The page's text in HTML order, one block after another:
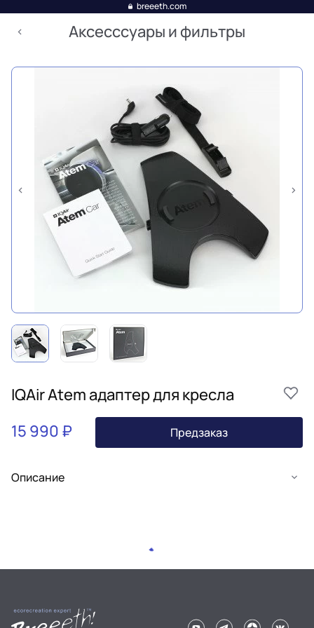
breeeth.com
Аксесссуары и фильтры
IQAir Atem адаптер для кресла
15 990 ₽
Предзаказ
Описание